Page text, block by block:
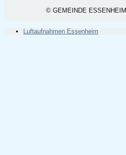
© GEMEINDE
Luftaufnahmen Essenheim